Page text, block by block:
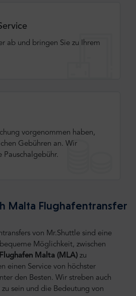
ab und bringen Sie zu Ihrem
vorgenommen haben,
Gebühren an. Wir
Pauschalgebühr.
Malta Flughafentransfer
von Mr.Shuttle sind eine
Möglichkeit, zwischen
Flughafen Malta (MLA) zu
einen Service von höchster
den Besten. Wir streben auch
sein und die Bedeutung von